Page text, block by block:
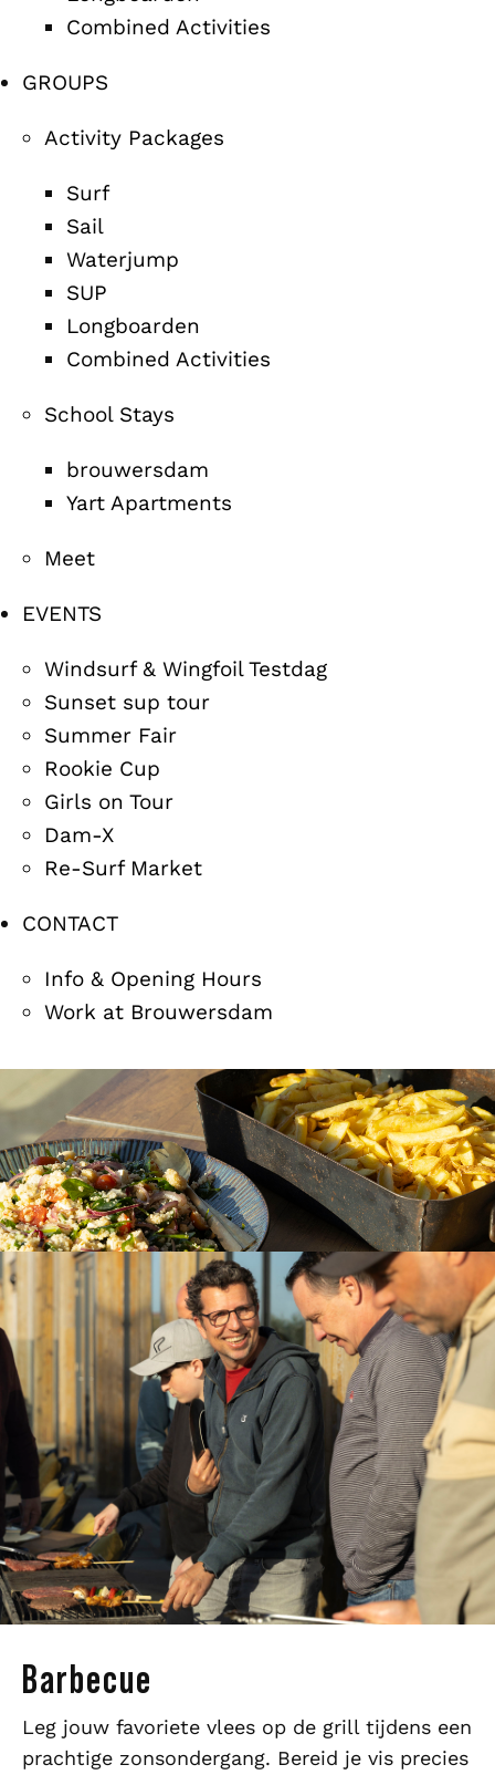
Combined Activities
GROUPS
Activity Packages
Surf
Sail
Waterjump
SUP
Longboarden
Combined Activities
School Stays
brouwersdam
Yart Apartments
Meet
EVENTS
Windsurf & Wingfoil Testdag
Sunset sup tour
Summer Fair
Rookie Cup
Girls on Tour
Dam-X
Re-Surf Market
CONTACT
Info & Opening Hours
Work at Brouwersdam
Barbecue
Leg jouw favoriete vlees op de grill tijdens een
prachtige zonsondergang. Bereid je vis precies